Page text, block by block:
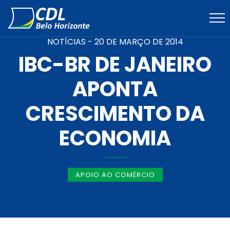
NOTÍCIAS - 20 DE MARÇO DE 2014
IBC-BR DE JANEIRO
APONTA
CRESCIMENTO DA
ECONOMIA
APOIO AO COMÉRCIO